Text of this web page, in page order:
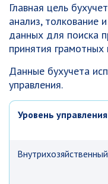
Главная цель
анализ, толкование
данных для поиска
принятия
Данные бухучета
управления.
Уровень управления
Внутрихозяйственный